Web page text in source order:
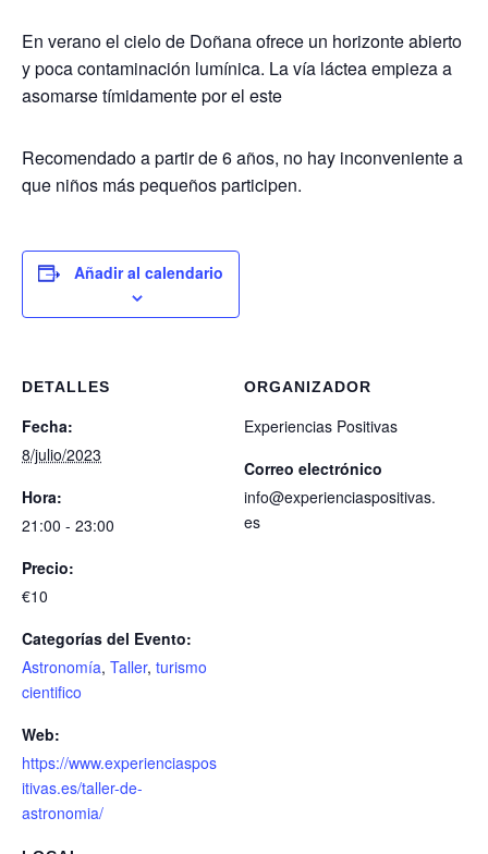
En verano el cielo de Doñana ofrece un horizonte abierto
y poca contaminación lumínica. La vía láctea empieza a
asomarse tímidamente por el este
Recomendado a partir de 6 años, no hay inconveniente a
que niños más pequeños participen.
Añadir al calendario
DETALLES
Fecha:
8/julio/2023
Hora:
21:00 - 23:00
Precio:
€10
Categorías del Evento:
Astronomía, Taller, turismo
cientifico
Web:
https://www.experienciaspos
itivas.es/taller-de-
astronomia/
ORGANIZADOR
Experiencias Positivas
Correo electrónico
info@experienciaspositivas.
es